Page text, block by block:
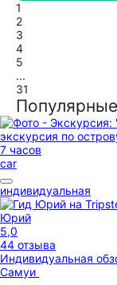
1
2
3
4
5
...
31
7 часов
car
индивидуальная
Юрий
5,0
44 отзыва
Индивидуальная
Самуи